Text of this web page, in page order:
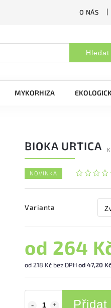
O NÁS
Hledat
MYKORHIZA
BIOKA URTICA
NOVINKA
Varianta
od 264
od218 Kč bez DPHod 47,20